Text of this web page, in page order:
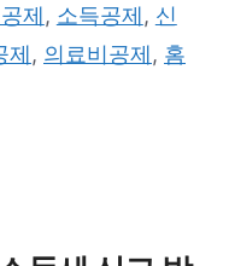
제, 소득공제, 신
제, 의료비공제, 홈